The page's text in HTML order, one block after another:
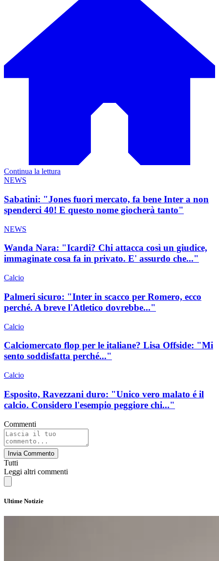
Continua la lettura
NEWS
Sabatini: "Jones fuori mercato, fa bene Inter a non
spenderci 40! E questo nome giocherà tanto"
NEWS
Wanda Nara: "Icardi? Chi attacca così un giudice,
immaginate cosa fa in privato. E' assurdo che..."
Calcio
Palmeri sicuro: "Inter in scacco per Romero, ecco
perché. A breve l'Atletico dovrebbe..."
Calcio
Calciomercato flop per le italiane? Lisa Offside: "Mi
sento soddisfatta perché..."
Calcio
Esposito, Ravezzani duro: "Unico vero malato é il
calcio. Considero l'esempio peggiore chi..."
Commenti
Invia Commento
Tutti
Leggi altri commenti
Ultime Notizie